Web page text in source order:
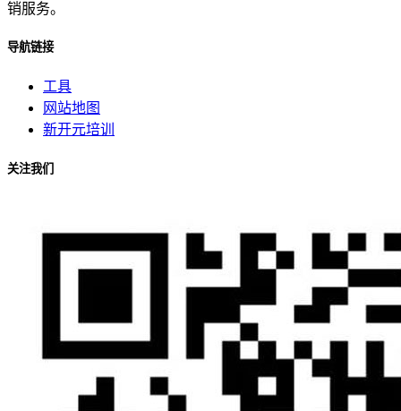
销服务。
导航链接
工具
网站地图
新开元培训
关注我们